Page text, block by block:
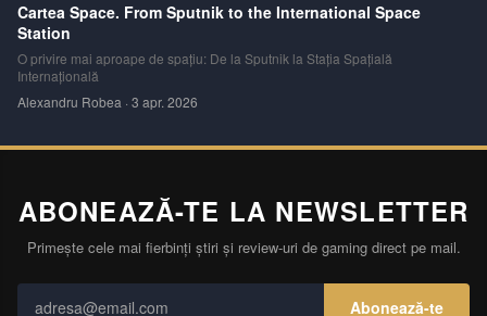
Cartea Space. From Sputnik to the International Space
Station
O privire mai aproape de spațiu: De la Sputnik la Stația Spațială
Internațională
Alexandru Robea · 3 apr. 2026
ABONEAZĂ-TE LA NEWSLETTER
Primește cele mai fierbinți știri și review-uri de gaming direct pe mail.
Abonează-te